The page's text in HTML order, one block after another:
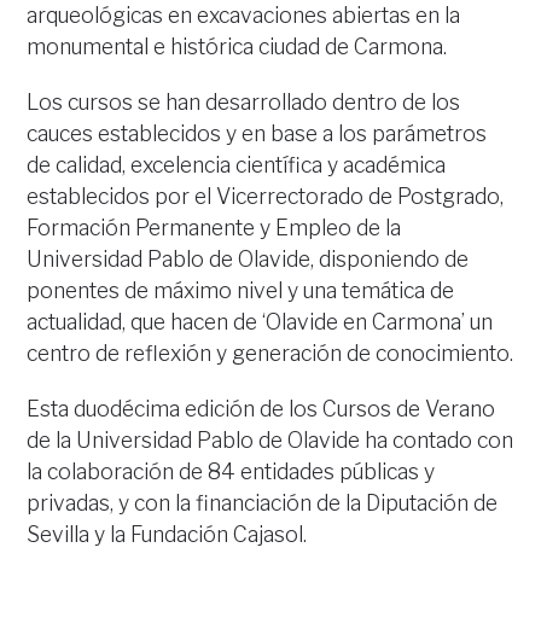
arqueológicas en excavaciones abiertas en la
monumental e histórica ciudad de Carmona.
Los cursos se han desarrollado dentro de los
cauces establecidos y en base a los parámetros
de calidad, excelencia científica y académica
establecidos por el Vicerrectorado de Postgrado,
Formación Permanente y Empleo de la
Universidad Pablo de Olavide, disponiendo de
ponentes de máximo nivel y una temática de
actualidad, que hacen de ‘Olavide en Carmona’ un
centro de reflexión y generación de conocimiento.
Esta duodécima edición de los Cursos de Verano
de la Universidad Pablo de Olavide ha contado con
la colaboración de 84 entidades públicas y
privadas, y con la financiación de la Diputación de
Sevilla y la Fundación Cajasol.